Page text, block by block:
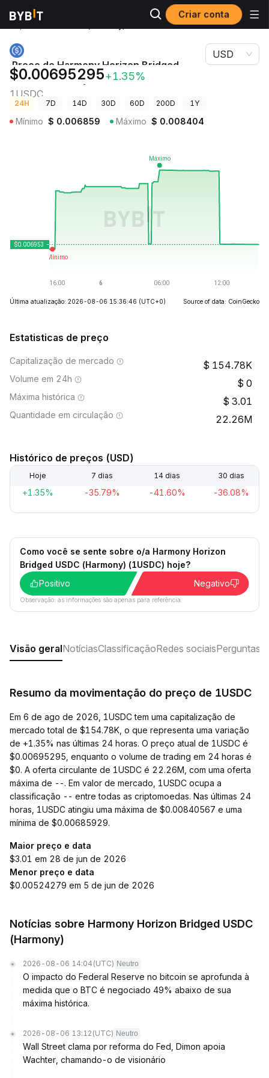
Criar conta
Preços de
Preço de Harmony Horizon Bridged USDC
Preço de Harmony Horizon Bridged
USDC (Harmony)
1USDC
$0.00695295+1.35%
USD
24H 7D 14D 30D 60D 200D 1Y
Mínimo $ 0.006859 Máximo $ 0.008404
Última atualização: 2026-08-06 15:36:46 (UTC+0) Source of data: CoinGecko
Estatisticas de preço
Capitalização de mercado 154.78K
Volume em 24h 0
Máxima histórica 3.01
Quantidade em circulação 22.26M
Histórico de preços (USD)
Hoje 7 dias 14 dias 30 dias
+1.35% -35.79% -41.60% -36.08%
Como você se sente sobre o/a Harmony Horizon
Bridged USDC (Harmony) (1USDC) hoje?
Positivo
Negativo
Observação: as informações são apenas para referência.
Visão geralNotíciasClassificaçãoRedes sociaisPerguntas
Resumo da movimentação do preço de 1USDC
Em 6 de ago de 2026, 1USDC tem uma capitalização de
mercado total de $154.78K, o que representa uma variação
de +1.35% nas últimas 24 horas. O preço atual de 1USDC é
$0.00695295, enquanto o volume de trading em 24 horas é
$0. A oferta circulante de 1USDC é 22.26M, com uma oferta
máxima de --. Em valor de mercado, 1USDC ocupa a
classificação -- entre todas as criptomoedas. Nas últimas 24
horas, 1USDC atingiu uma máxima de $0.00840567 e uma
mínima de $0.00685929.
Maior preço e data
$3.01 em 28 de jun de 2026
Menor preço e data
$0.00524279 em 5 de jun de 2026
Notícias sobre Harmony Horizon Bridged USDC
(Harmony)
2026-08-06 14:04 (UTC) Neutro
O impacto do Federal Reserve no bitcoin se aprofunda à
medida que o BTC é negociado 49% abaixo de sua
máxima histórica.
2026-08-06 13:12 (UTC) Neutro
Wall Street clama por reforma do Fed, Dimon apoia
Wachter, chamando-o de visionário